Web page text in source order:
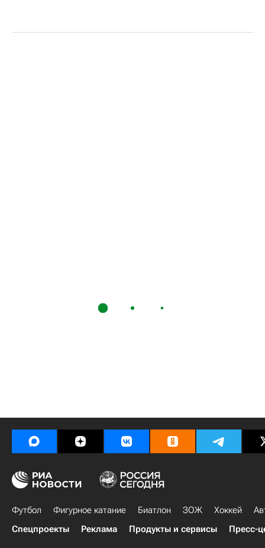
Футбол Фигурное катание Биатлон ЗОЖ Хоккей
Спецпроекты
Реклама Продукты и сервисы Пресс-